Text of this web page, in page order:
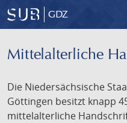
GDZ
Mittelalterliche
Die Niedersächsische
Göttingen besitzt knapp
mittelalterliche